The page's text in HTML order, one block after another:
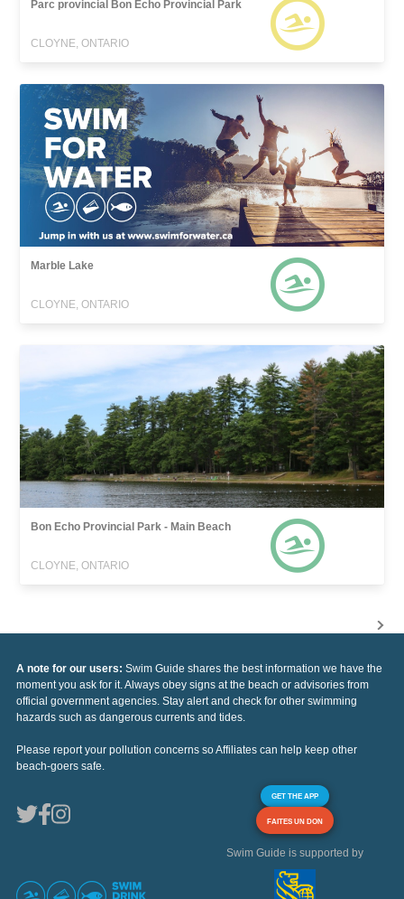
Parc provincial Bon Echo Provincial Park
CLOYNE, ONTARIO
Marble Lake
CLOYNE, ONTARIO
Bon Echo Provincial Park - Main Beach
CLOYNE, ONTARIO
A note for our users: Swim Guide shares the best information we have the
moment you ask for it. Always obey signs at the beach or advisories from
official government agencies. Stay alert and check for other swimming
hazards such as dangerous currents and tides.
Please report your pollution concerns so Affiliates can help keep other
beach-goers safe.
GET THE APP
FAITES UN DON
Swim Guide is supported by